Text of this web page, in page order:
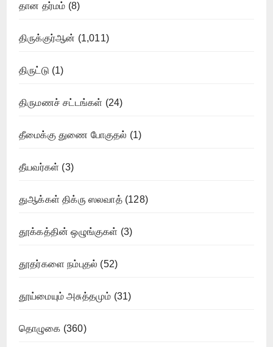
தான தர்மம் (8)
திருக்குர்ஆன் (1,011)
திருட்டு (1)
திருமணச் சட்டங்கள் (24)
தீமைக்கு துணை போகுதல் (1)
தீயவர்கள் (3)
துஆக்கள் திக்ரு ஸலவாத்(128)
தூக்கத்தின் ஒழுங்குகள் (3)
தூதர்களை நம்புதல் (52)
தூய்மையும் அசுத்தமும் (31)
தொழுகை (360)